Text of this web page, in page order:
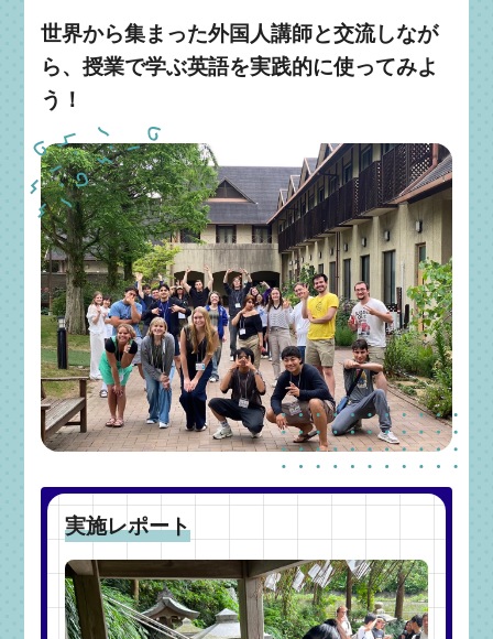
世界から集まった外国人講師と交流しなが
ら、授業で学ぶ英語を実践的に使ってみよ
う！
実施レポート